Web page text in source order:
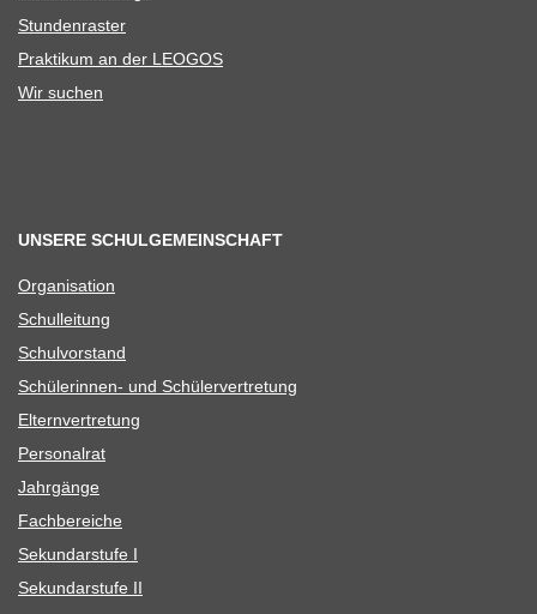
Stun­den­ras­ter
Prak­ti­kum an der LEOGOS
Wir suchen
UNSERE SCHULGEMEINSCHAFT
Orga­ni­sa­tion
Schul­lei­tung
Schul­vor­stand
Schü­le­rin­nen- und Schülervertretung
Eltern­ver­tre­tung
Per­so­nal­rat
Jahr­gänge
Fach­be­rei­che
Sekun­dar­stufe I
Sekun­dar­stufe II